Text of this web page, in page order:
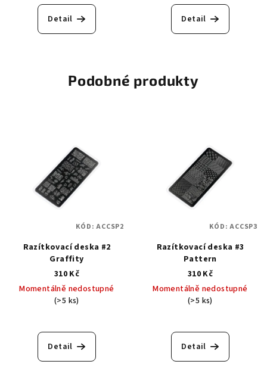
Detail Detail
Podobné produkty
Razítkovací deska #2
Graffity
310 Kč
Momentálně nedostupné
(>5 ks)
Detail
KÓD:ACCSP2
Razítkovací deska #3
Pattern
310 Kč
Momentálně nedostupné
(>5 ks)
hodnocení
produktu
Detail
KÓD:ACCSP3